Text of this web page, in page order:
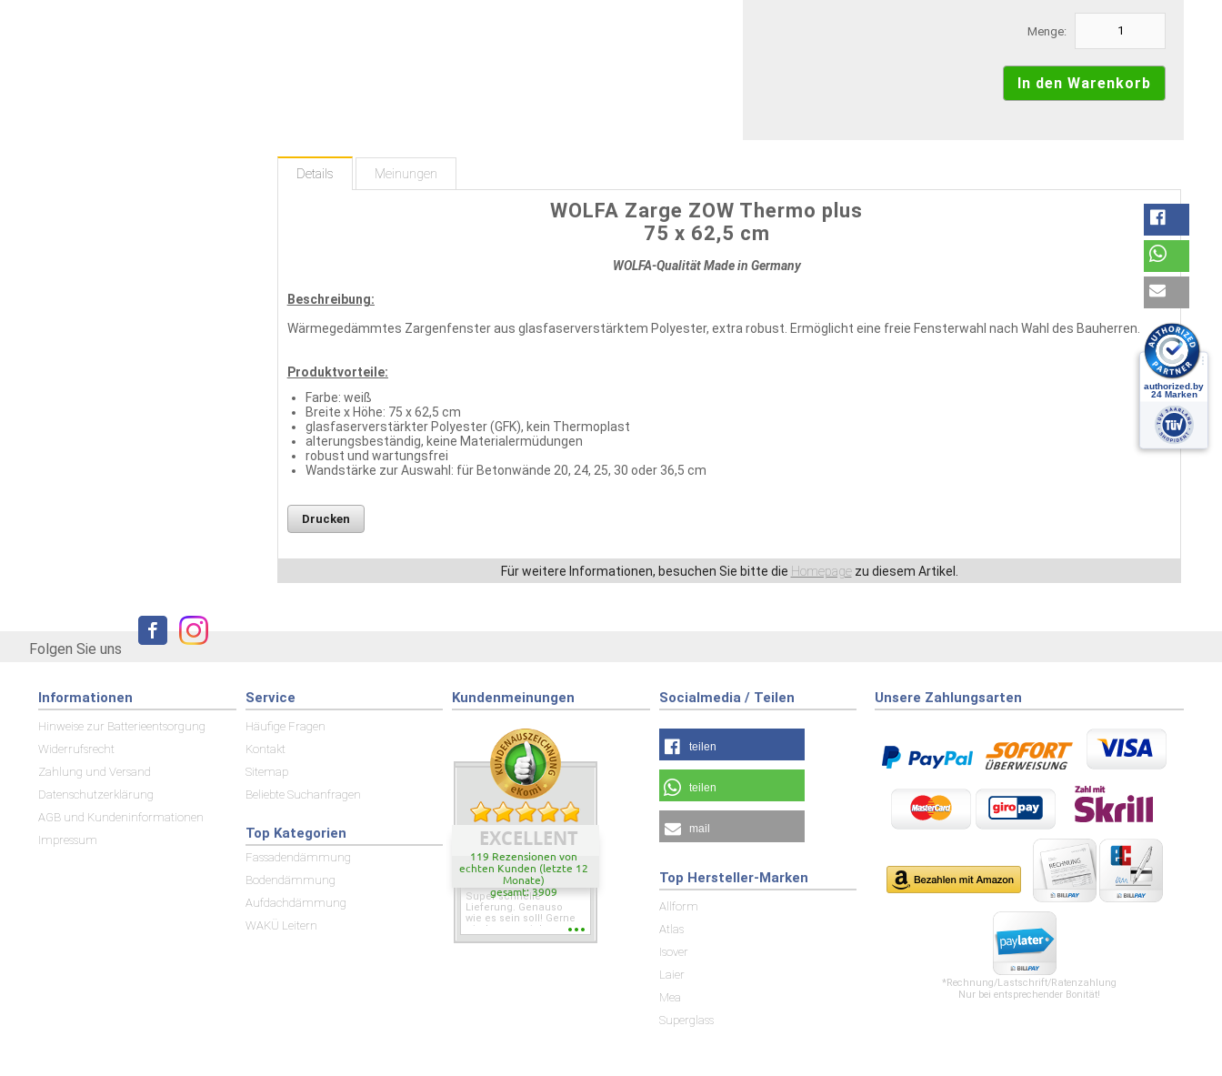
Menge:
Details Meinungen
WOLFA Zarge ZOW Thermo plus
75 x 62,5 cm
WOLFA-Qualität Made in Germany
Beschreibung:
Wärmegedämmtes Zargenfenster aus glasfaserverstärktem Polyester, extra robust. Ermöglicht eine freie Fensterwahl nach Wahl des Bauherren.
Produktvorteile:
Farbe: weiß
Breite x Höhe: 75 x 62,5 cm
glasfaserverstärkter Polyester (GFK), kein Thermoplast
alterungsbeständig, keine Materialermüdungen
robust und wartungsfrei
Wandstärke zur Auswahl: für Betonwände 20, 24, 25, 30 oder 36,5 cm
Drucken
Für weitere Informationen, besuchen Sie bitte die Homepagezu diesem Artikel.
Folgen Sie uns
Informationen
Hinweise zur Batterieentsorgung
Widerrufsrecht
Zahlung und Versand
Datenschutzerklärung
AGB und Kundeninformationen
Impressum
Service
Häufige Fragen
Kontakt
Sitemap
Beliebte Suchanfragen
Top Kategorien
Fassadendämmung
Bodendämmung
Aufdachdämmung
WAKÜ Leitern
Kundenmeinungen
EXCELLENT
119 Rezensionen von
echten Kunden (letzte 12
Monate)
gesamt: 3909
Super schnelle
Lieferung. Genauso
wie es sein soll! Gerne
wieder wenn ich was
Socialmedia / Teilen
teilen
teilen
mail
Unsere Zahlungsarten
*Rechnung/Lastschrift/Ratenzahlung
Nur bei entsprechender Bonität!
Top Hersteller-Marken
Allform
Atlas
Isover
Laier
Mea
Superglass